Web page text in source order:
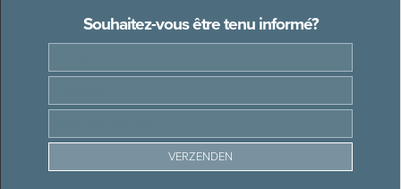
Souhaitez-vous être tenu informé?